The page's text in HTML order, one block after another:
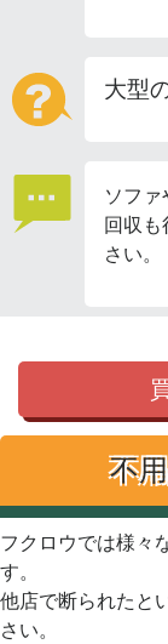
大型
ソフ
回収
さい。
不
フクロウでは様々
す。
他店で断られたと
さい。